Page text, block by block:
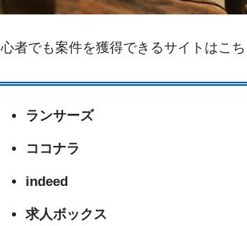
者でも案件を獲得できるサイトはこ
ランサーズ
ココナラ
indeed
求人ボックス